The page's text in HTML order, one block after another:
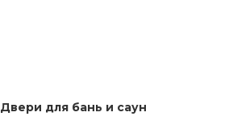
Двери для бань и саун